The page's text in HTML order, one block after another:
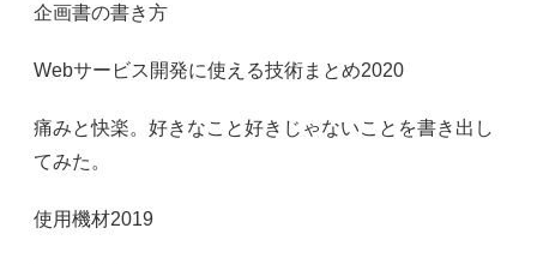
企画書の書き方
Webサービス開発に使える技術まとめ2020
痛みと快楽。好きなこと好きじゃないことを書き出し
てみた。
使用機材2019